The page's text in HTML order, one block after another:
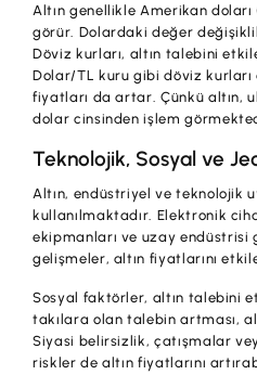
Altın genellikle Amerikan
görür. Dolardaki değer
Döviz kurları, altın talebini
Dolar/TL kuru gibi döviz kurları
fiyatları da artar. Çünkü altın,
dolar cinsinden işlem
Teknolojik, Sosyal ve
Altın, endüstriyel ve teknolojik
kullanılmaktadır. Elektronik
ekipmanları ve uzay
gelişmeler, altın fiyatlarını
Sosyal faktörler, altın talebini
takılara olan talebin artması,
Siyasi belirsizlik, çatışmalar
riskler de altın fiyatlarını